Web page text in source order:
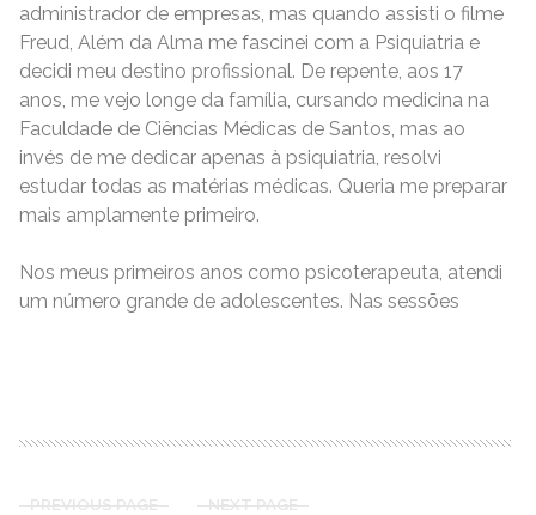
administrador de empresas, mas quando assisti o filme
Freud, Além da Alma me fascinei com a Psiquiatria e
decidi meu destino profissional. De repente, aos 17
anos, me vejo longe da família, cursando medicina na
Faculdade de Ciências Médicas de Santos, mas ao
invés de me dedicar apenas à psiquiatria, resolvi
estudar todas as matérias médicas. Queria me preparar
mais amplamente primeiro.
Nos meus primeiros anos como psicoterapeuta, atendi
um número grande de adolescentes. Nas sessões
PREVIOUS PAGE NEXT PAGE